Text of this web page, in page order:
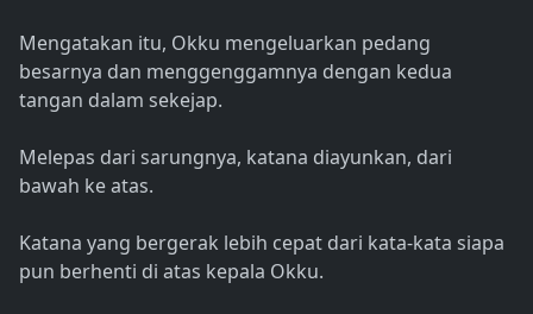
Mengatakan itu, Okku mengeluarkan pedang
besarnya dan menggenggamnya dengan kedua
tangan dalam sekejap.
Melepas dari sarungnya, katana diayunkan, dari
bawah ke atas.
Katana yang bergerak lebih cepat dari kata-kata siapa
pun berhenti di atas kepala Okku.